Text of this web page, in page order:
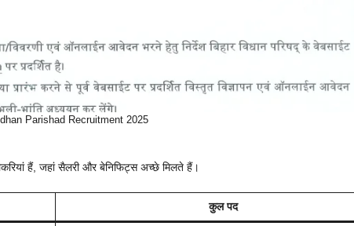
Parishad Recruitment 2025
हैं, जहां सैलरी और बेनिफिट्स अच्छे मिलते हैं।
कुल पद